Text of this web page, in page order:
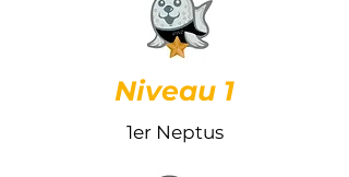
Niveau 1
1er Neptus